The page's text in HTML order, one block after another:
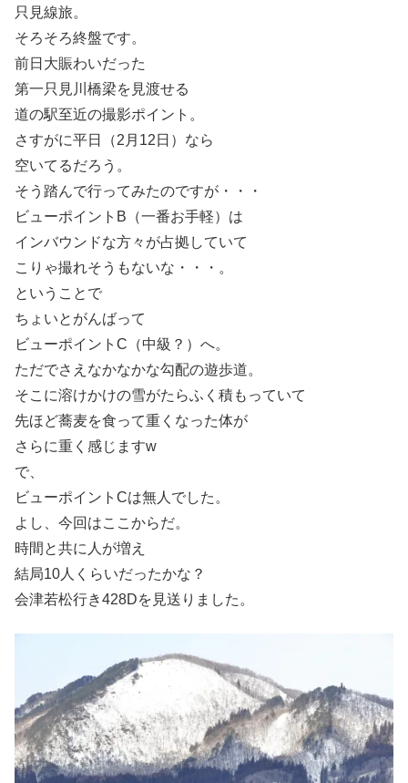
只見線旅。
そろそろ終盤です。
前日大賑わいだった
第一只見川橋梁を見渡せる
道の駅至近の撮影ポイント。
さすがに平日（2月12日）なら
空いてるだろう。
そう踏んで行ってみたのですが・・・
ビューポイントB（一番お手軽）は
インバウンドな方々が占拠していて
こりゃ撮れそうもないな・・・。
ということで
ちょいとがんばって
ビューポイントC（中級？）へ。
ただでさえなかなかな勾配の遊歩道。
そこに溶けかけの雪がたらふく積もっていて
先ほど蕎麦を食って重くなった体が
さらに重く感じますw
で、
ビューポイントCは無人でした。
よし、今回はここからだ。
時間と共に人が増え
結局10人くらいだったかな？
会津若松行き428Dを見送りました。